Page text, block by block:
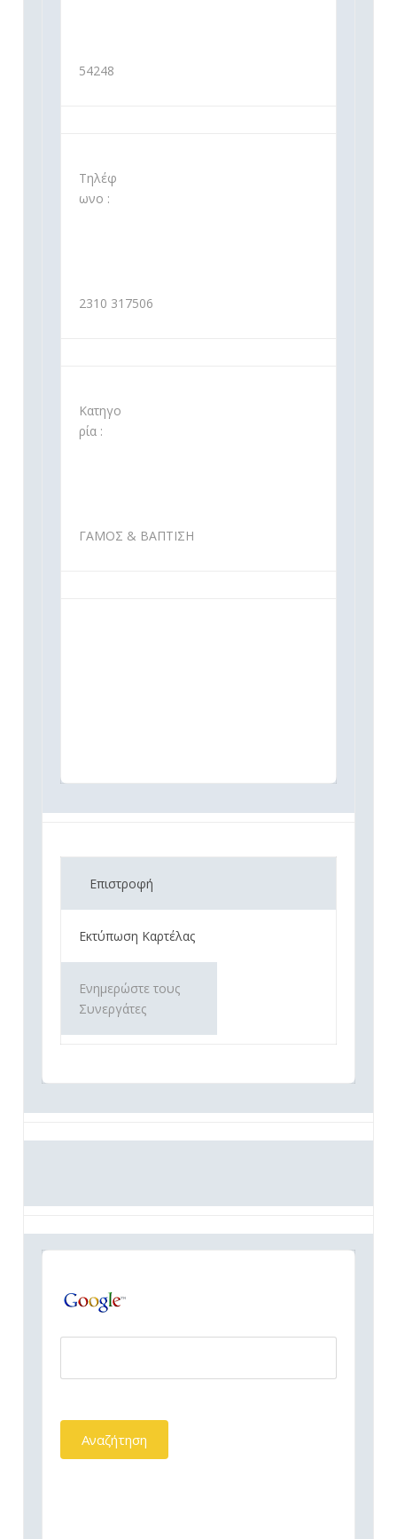
54248
Τηλέφ
ωνο :
2310 317506
Κατηγο
ρία :
ΓΑΜΟΣ & ΒΑΠΤΙΣΗ
Επιστροφή
Εκτύπωση Καρτέλας
Ενημερώστε τους
Συνεργάτες